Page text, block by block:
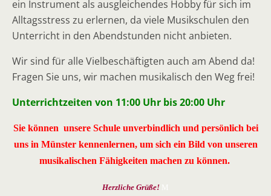
ein Instrument als ausgleichendes Hobby für sich im
Alltagsstress zu erlernen, da viele Musikschulen den
Unterricht in den Abendstunden nicht anbieten.
Wir sind für alle Vielbeschäftigten auch am Abend da!
Fragen Sie uns, wir machen musikalisch den Weg frei!
Unterrichtzeiten von 11:00 Uhr bis 20:00 Uhr
Sie können unsere Schule unverbindlich und persönlich bei
uns in Münster kennenlernen, um sich ein Bild von unseren
musikalischen Fähigkeiten machen zu können.
Herzliche Grüße! M